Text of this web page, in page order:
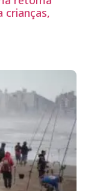
crianças,